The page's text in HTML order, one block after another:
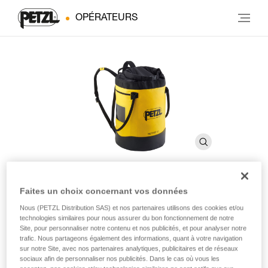
OPÉRATEURS
BUCKET 45
Sac auto-portant. 45 litres
Simple et robuste, le sac à corde BUCKET 45 permet de
Faites un choix concernant vos données
Nous (PETZL Distribution SAS) et nos partenaires utilisons des cookies et/ou
technologies similaires pour nous assurer du bon fonctionnement de notre
Site, pour personnaliser notre contenu et nos publicités, et pour analyser notre
trafic. Nous partageons également des informations, quant à votre navigation
sur notre Site, avec nos partenaires analytiques, publicitaires et de réseaux
sociaux afin de personnaliser nos publicités. Dans le cas où vous les